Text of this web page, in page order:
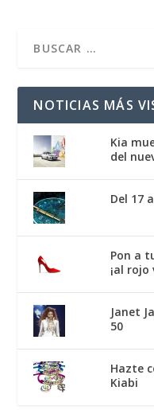
NOTICIAS MÁS
Kia
del
Del 17
Pon a
¡al rojo
Janet
50
Hazte
Kiabi